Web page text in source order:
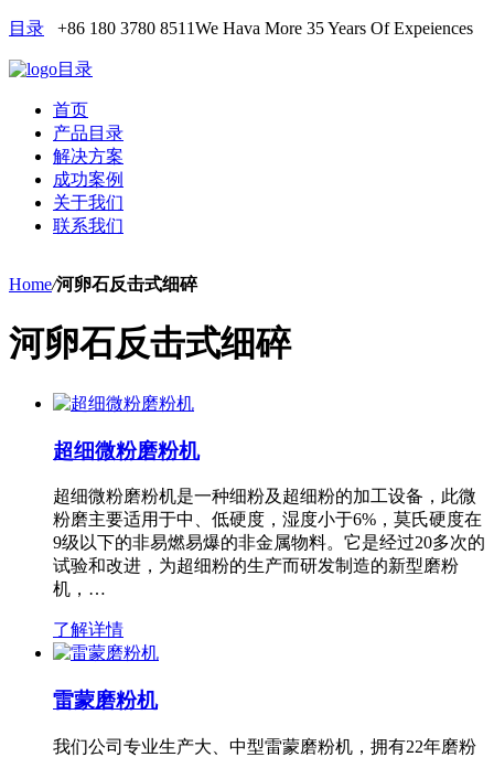
目录 +86 180 3780 8511We Hava More 35 Years Of Expeiences
目录
首页
产品目录
解决方案
成功案例
关于我们
联系我们
Home/河卵石反击式细碎
河卵石反击式细碎
超细微粉磨粉机
超细微粉磨粉机是一种细粉及超细粉的加工设备，此微
粉磨主要适用于中、低硬度，湿度小于6%，莫氏硬度在
9级以下的非易燃易爆的非金属物料。它是经过20多次的
试验和改进，为超细粉的生产而研发制造的新型磨粉
机，…
了解详情
雷蒙磨粉机
我们公司专业生产大、中型雷蒙磨粉机，拥有22年磨粉